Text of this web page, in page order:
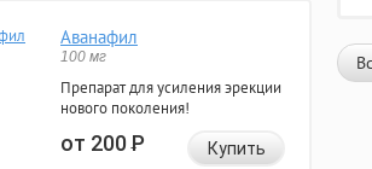
Аванафил
100 мг
Препарат для усиления эрекции
нового поколения!
от 200Р Купить